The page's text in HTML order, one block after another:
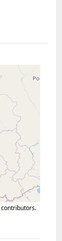
contributors.